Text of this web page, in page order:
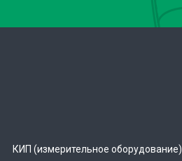
КИП (измерительное оборудование)